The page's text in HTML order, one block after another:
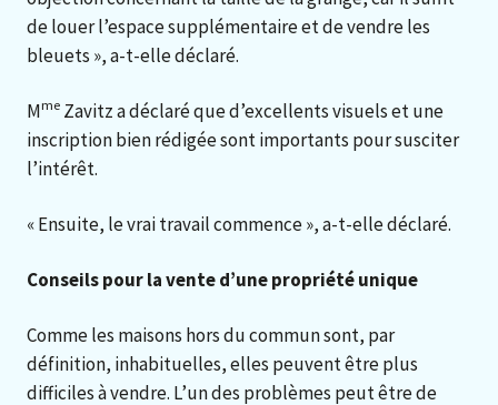
de louer l’espace supplémentaire et de vendre les
bleuets », a-t-elle déclaré.
Mme Zavitz a déclaré que d’excellents visuels et une
inscription bien rédigée sont importants pour susciter
l’intérêt.
« Ensuite, le vrai travail commence », a-t-elle déclaré.
Conseils pour la vente d’une propriété unique
Comme les maisons hors du commun sont, par
définition, inhabituelles, elles peuvent être plus
difficiles à vendre. L’un des problèmes peut être de